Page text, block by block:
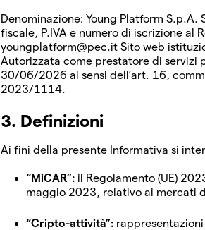
Denominazione: Young Platform
fiscale, P.IVA e numero di iscrizione al
youngplatform@pec.it Sito web
Autorizzata come prestatore di servizi
30/06/2026 ai sensi dell’art. 16,
2023/1114.
3. Definizioni
Ai fini della presente Informativa si
“MiCAR”: il Regolamento (UE)
maggio 2023, relativo ai mercati
“Cripto-attività”: